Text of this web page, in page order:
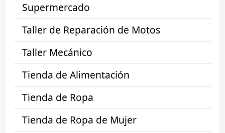
Supermercado
Taller de Reparación de Motos
Taller Mecánico
Tienda de Alimentación
Tienda de Ropa
Tienda de Ropa de Mujer